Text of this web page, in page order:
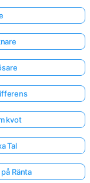
kvot
Tal
Ränta